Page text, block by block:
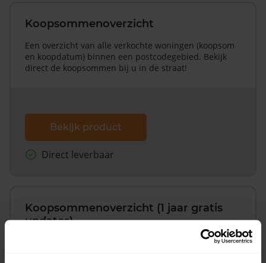
Koopsommenoverzicht
Een overzicht van alle verkochte woningen (koopsom
en koopdatum) binnen een postcodegebied. Bekijk
direct de koopsommen bij u in de straat!
Bekijk product
Direct leverbaar
Koopsommenoverzicht (1 jaar gratis
updates)